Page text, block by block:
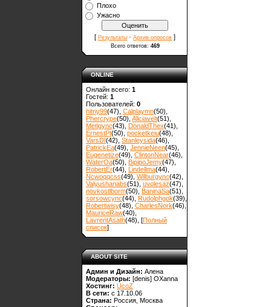
Плохо
Ужасно
[ Результаты · Архив опросов ]
Всего ответов: 469
ONLINE
Онлайн всего: 1
Гостей: 1
Пользователей: 0
hitriy99(47) Calplaymn(50)
Phercrype(50) Aliciavelt(51)
Metlgync(43) DonaldThex(41)
ErnestPt(50) pocketkeiu(48)
VarsDI(42) Stanleysida(46)
PatrickEa(49) JennieNeen(45)
Eugenetize(49) ClintonNear(46)
WaterOa(50) BipipoJemy(47)
RobertEr(44) Lindellma(44)
Ncwoqqcss(49) Wilburgync(42)
Valyushanabs(51) uvolesaz(47)
novkostlborm(50) ВaninaSa(51)
sorsowcync(44) Rudolphgok(39)
Robertwisy(48) CharlesNork(46)
MauriceRaw(40)
LavrentAsath(48) , [Полный
список]
ABOUT SITE
Админ и Дизайн: Алена
Модераторы: [denis] OXanna
Хостинг: UcoZ
В сети: с 17.10.06
Страна: Россия, Москва